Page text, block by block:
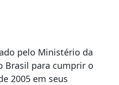
pelo Ministério da
Brasil para cumprir o
2005 em seus